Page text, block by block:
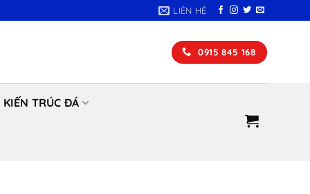
LIÊN HỆ
0915 845 168
KIẾN TRÚC ĐÁ